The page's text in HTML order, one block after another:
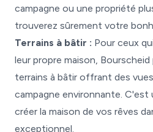
campagne ou une propriété
trouverez sûrement votre
Terrains à bâtir : Pour ceux
leur propre maison,
terrains à bâtir offrant des
campagne environnante. C'est
créer la maison de vos rêves
exceptionnel.